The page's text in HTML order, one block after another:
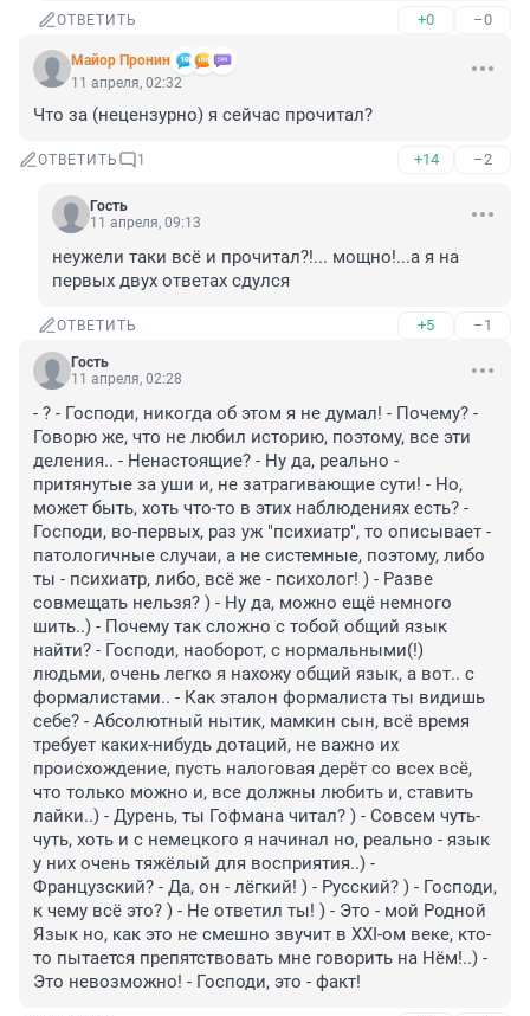
ОТВЕТИТЬ +0 –0
Майор Пронин
11 апреля, 02:32
Что за (нецензурно) я сейчас прочитал?
ОТВЕТИТЬ 1 +14 –2
Гость
11 апреля, 09:13
неужели таки всё и прочитал?!... мощно!...а я на
первых двух ответах сдулся
ОТВЕТИТЬ +5 –1
Гость
11 апреля, 02:28
- ? - Господи, никогда об этом я не думал! - Почему? -
Говорю же, что не любил историю, поэтому, все эти
деления.. - Ненастоящие? - Ну да, реально -
притянутые за уши и, не затрагивающие сути! - Но,
может быть, хоть что-то в этих наблюдениях есть? -
Господи, во-первых, раз уж "психиатр", то описывает -
патологичные случаи, а не системные, поэтому, либо
ты - психиатр, либо, всё же - психолог! ) - Разве
совмещать нельзя? ) - Ну да, можно ещё немного
шить..) - Почему так сложно с тобой общий язык
найти? - Господи, наоборот, с нормальными(!)
людьми, очень легко я нахожу общий язык, а вот.. с
формалистами.. - Как эталон формалиста ты видишь
себе? - Абсолютный нытик, мамкин сын, всё время
требует каких-нибудь дотаций, не важно их
происхождение, пусть налоговая дерёт со всех всё,
что только можно и, все должны любить и, ставить
лайки..) - Дурень, ты Гофмана читал? ) - Совсем чуть-
чуть, хоть и с немецкого я начинал но, реально - язык
у них очень тяжёлый для восприятия..) -
Французский? - Да, он - лёгкий! ) - Русский? ) - Господи,
к чему всё это? ) - Не ответил ты! ) - Это - мой Родной
Язык но, как это не смешно звучит в ХХI-ом веке, кто-
то пытается препятствовать мне говорить на Нём!..) -
Это невозможно! - Господи, это - факт!